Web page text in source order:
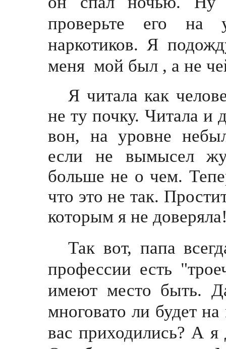
проверьте его на
наркотиков. Я
меня мой был , а не
Я читала как
не ту почку. Читала и
вон, на уровне
если не вымысел
больше не о чем.
что это не так.
которым я не
Так вот, папа
профессии есть
имеют место быть.
многовато ли будет
вас приходились? А